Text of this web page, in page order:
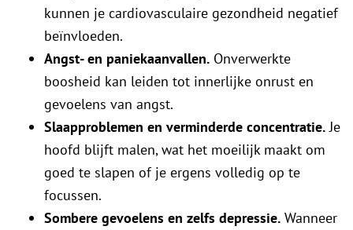
kunnen je cardiovasculaire gezondheid negatief
beïnvloeden.
Angst- en paniekaanvallen. Onverwerkte
boosheid kan leiden tot innerlijke onrust en
gevoelens van angst.
Slaapproblemen en verminderde concentratie.Je
hoofd blijft malen, wat het moeilijk maakt om
goed te slapen of je ergens volledig op te
focussen.
Sombere gevoelens en zelfs depressie. Wanneer